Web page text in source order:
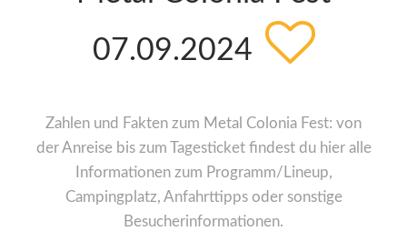
07.09.2024
Zahlen und Fakten zum Metal Colonia Fest: von
der Anreise bis zum Tagesticket findest du hier alle
Informationen zum Programm/Lineup,
Campingplatz, Anfahrttipps oder sonstige
Besucherinformationen.